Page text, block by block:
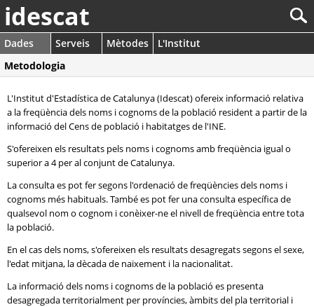
idescat
Dades Serveis Mètodes
L'Institut
Metodologia
L'Institut d'Estadística de Catalunya (Idescat) ofereix informació relativa
a la freqüència dels noms i cognoms de la població resident a partir de la
informació del Cens de població i habitatges de l'INE.
S'ofereixen els resultats pels noms i cognoms amb freqüència igual o
superior a 4 per al conjunt de Catalunya.
La consulta es pot fer segons l'ordenació de freqüències dels noms i
cognoms més habituals. També es pot fer una consulta específica de
qualsevol nom o cognom i conèixer-ne el nivell de freqüència entre tota
la població.
En el cas dels noms, s'ofereixen els resultats desagregats segons el sexe,
l'edat mitjana, la dècada de naixement i la nacionalitat.
La informació dels noms i cognoms de la població es presenta
desagregada territorialment per províncies, àmbits del pla territorial i